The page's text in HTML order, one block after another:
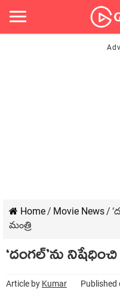
Home/ Movie News/
మంత్రి
‘దంగల్‌’ను
Article by Kumar Published